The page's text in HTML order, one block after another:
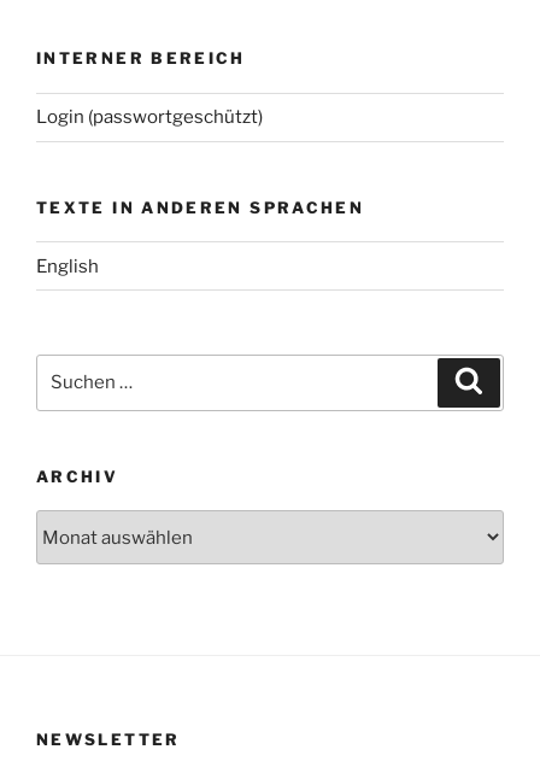
INTERNER BEREICH
Login (passwortgeschützt)
TEXTE IN ANDEREN SPRACHEN
English
nach:
ARCHIV
NEWSLETTER